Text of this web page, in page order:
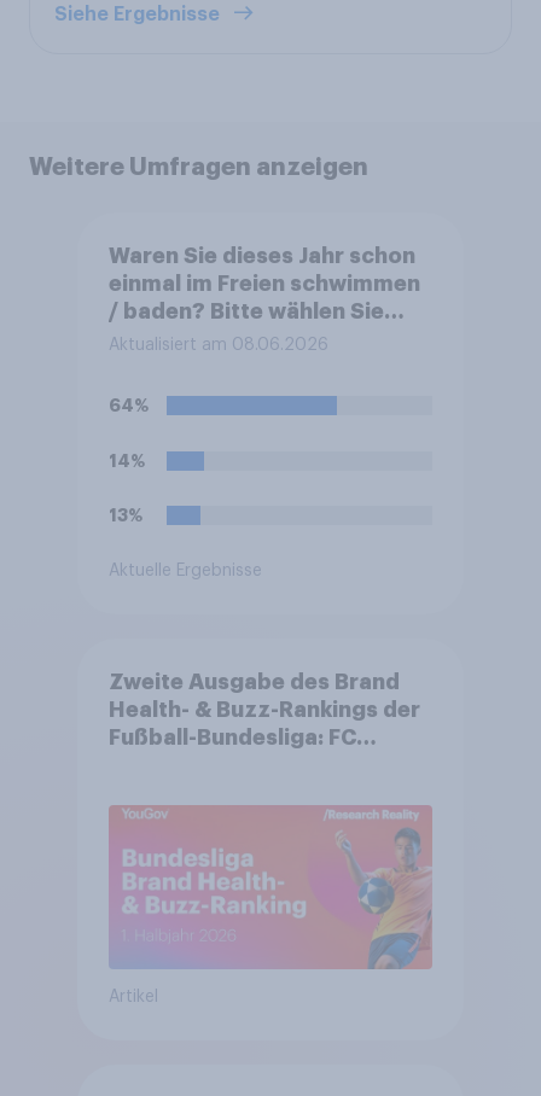
Siehe Ergebnisse
Weitere Umfragen anzeigen
Waren Sie dieses Jahr schon
einmal im Freien schwimmen
/ baden? Bitte wählen Sie
alles Zutreffende aus.
Aktualisiert am 08.06.2026
64%
14%
13%
Aktuelle Ergebnisse
Zweite Ausgabe des Brand
Health- & Buzz-Rankings der
Fußball-Bundesliga: FC
Artikel